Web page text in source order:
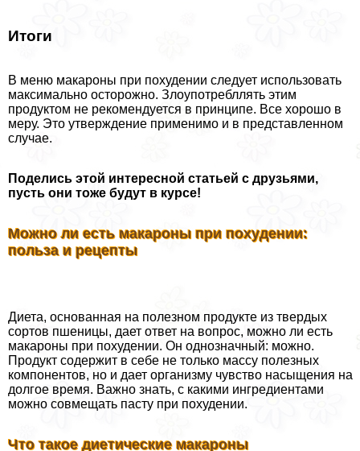
Итоги
В меню макароны при похудении следует использовать
максимально осторожно. Злоупотрeбллять этим
продуктом не рекомендуется в принципе. Все хорошо в
меру. Это утверждение применимо и в представленном
случае.
Поделись этой интересной статьей с друзьями,
пусть они тоже будут в курсе!
Можно ли есть макароны при похудении:
польза и рецепты
Диета, основанная на полезном продукте из твердых
сортов пшеницы, дает ответ на вопрос, можно ли есть
макароны при похудении. Он однозначный: можно.
Продукт содержит в себе не только массу полезных
компонентов, но и дает организму чувство насыщения на
долгое время. Важно знать, с какими ингредиентами
можно совмещать пасту при похудении.
Что такое диетические макароны